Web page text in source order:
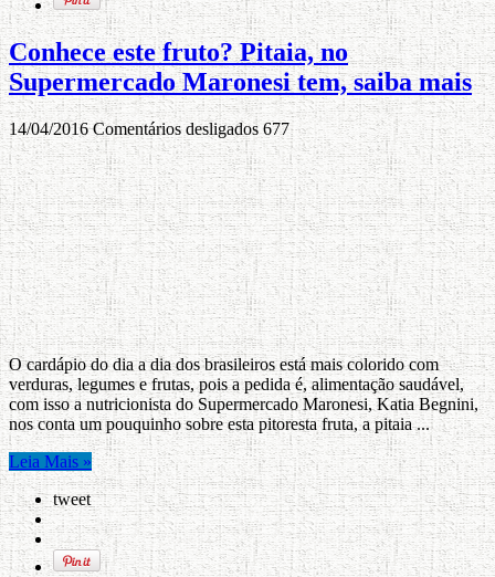
Conhece este fruto? Pitaia, no
Supermercado Maronesi tem, saiba mais
14/04/2016 Comentários desligados 677
O cardápio do dia a dia dos brasileiros está mais colorido com
verduras, legumes e frutas, pois a pedida é, alimentação saudável,
com isso a nutricionista do Supermercado Maronesi, Katia Begnini,
nos conta um pouquinho sobre esta pitoresta fruta, a pitaia ...
Leia Mais »
tweet